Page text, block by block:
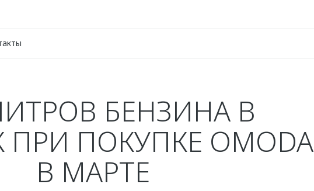
БЕНЗИНА В
ПОКУПКЕ OMODA
В МАРТЕ